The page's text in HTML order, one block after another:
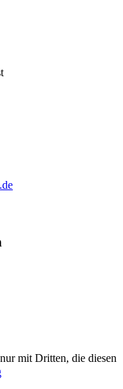
mit Dritten, die diesen